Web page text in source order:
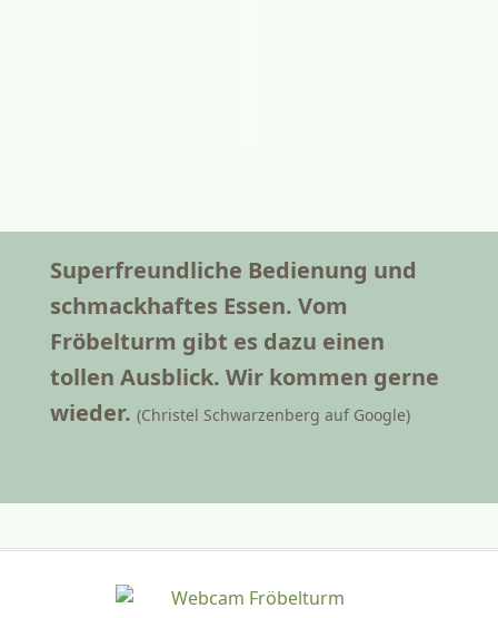
Superfreundliche Bedienung und
schmackhaftes Essen. Vom
Fröbelturm gibt es dazu einen
tollen Ausblick. Wir kommen gerne
wieder. (Christel Schwarzenberg auf Google)